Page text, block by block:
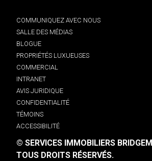
COMMUNIQUEZ AVEC NOUS
SALLE DES MÉDIAS
BLOGUE
PROPRIÉTÉS LUXUEUSES
COMMERCIAL
INTRANET
AVIS JURIDIQUE
CONFIDENTIALITÉ
TÉMOINS
ACCESSIBILITÉ
© SERVICES IMMOBILIERS
TOUS DROITS RÉSERVÉS.